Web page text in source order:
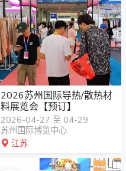
2026苏州国际导热/散热材
料展览会【预订】
2026-04-27 至 04-29
苏州国际博览中心
江苏